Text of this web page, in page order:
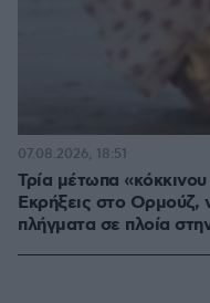
Τρία μέτωπα
Εκρήξεις στο Ορμούζ,
πλήγματα σε πλοία
07.08.2026, 18:51